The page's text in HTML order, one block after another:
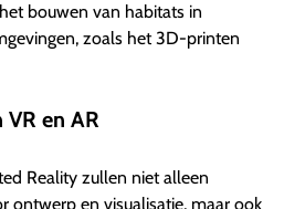
bouwen van habitats in
zoals het 3D-printen
en AR
Reality zullen niet alleen
ontwerp en visualisatie, maar ook